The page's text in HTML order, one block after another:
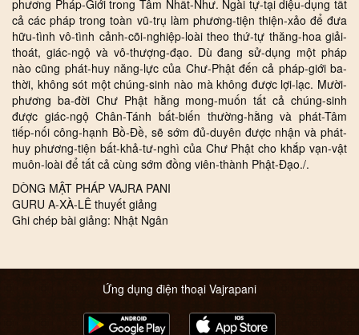
phương Pháp-Giới trong Tâm Nhất-Như. Ngài tự-tại diệu-dụng tất
cả các pháp trong toàn vũ-trụ làm phương-tiện thiện-xảo để đưa
hữu-tình vô-tình cảnh-cõi-nghiệp-loài theo thứ-tự thăng-hoa giải-
thoát, giác-ngộ và vô-thượng-đạo. Dù đang sử-dụng một pháp
nào cũng phát-huy năng-lực của Chư-Phật đến cả pháp-giới ba-
thời, không sót một chúng-sinh nào mà không được lợi-lạc. Mười-
phương ba-đời Chư Phật hằng mong-muốn tất cả chúng-sinh
được giác-ngộ Chân-Tánh bất-biến thường-hằng và phát-Tâm
tiếp-nối công-hạnh Bồ-Đề, sẽ sớm đủ-duyên được nhận và phát-
huy phương-tiện bất-khả-tư-nghì của Chư Phật cho khắp vạn-vật
muôn-loài để tất cả cùng sớm đồng viên-thành Phật-Đạo./.
DÒNG MẬT PHÁP VAJRA PANI
GURU A-XÀ-LÊ thuyết giảng
Ghi chép bài giảng: Nhật Ngân
Ứng dụng điện thoại Vajrapani